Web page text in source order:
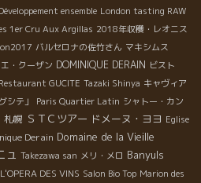
Développement ensemble London tasting RAW
1er Cru Aux Argillas 2018年収穫・レオニス
バルセロナの佐竹さん マキシムス
・クーザン DOMINIQUE DERAIN ビスト
GUCITE Tazaki Shinya キャヴィア
シテ」
Paris Quartier Latin シャトー・カン
札幌 ＳＴＣツアー ドメーヌ・ヨヨ Eglise
Derain Domaine de la Vieille
ュ Takezawa san メリ・メロ Banyuls
L'OPERA DES VINS Salon Bio Top Marion des